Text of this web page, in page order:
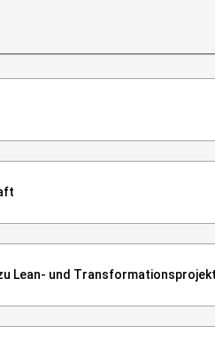
Lean- und